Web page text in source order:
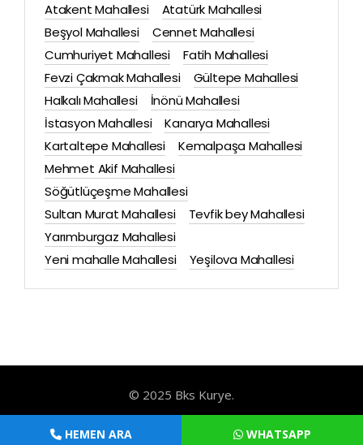
HEMEN ARA WHATSAPP
Atakent Mahallesi
Atatürk Mahallesi
Beşyol Mahallesi
Cennet Mahallesi
Cumhuriyet Mahallesi
Fatih Mahallesi
Fevzi Çakmak Mahallesi
Gültepe Mahallesi
Halkalı Mahallesi
İnönü Mahallesi
İstasyon Mahallesi
Kanarya Mahallesi
Kartaltepe Mahallesi
Kemalpaşa Mahallesi
Mehmet Akif Mahallesi
Söğütlüçeşme Mahallesi
Sultan Murat Mahallesi
Tevfik bey Mahallesi
Yarımburgaz Mahallesi
Yeni mahalle Mahallesi
Yeşilova Mahallesi
© 2025 Bks Kurye.